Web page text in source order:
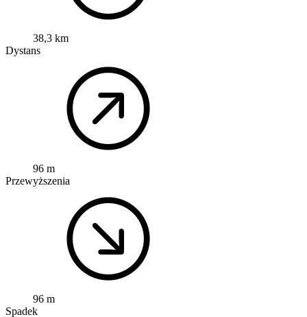
38,3 km
Dystans
96 m
Przewyższenia
96 m
Spadek